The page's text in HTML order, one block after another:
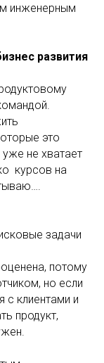
инженерным
развития
это
не хватает
курсов на
задачи
потому
но если
с клиентами и
продукт,